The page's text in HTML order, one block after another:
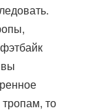
то